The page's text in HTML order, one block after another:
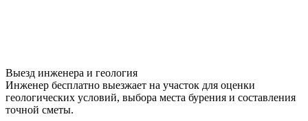
Выезд инженера и геология
Инженер бесплатно выезжает на участок для оценки
геологических условий, выбора места бурения и составления
точной сметы.